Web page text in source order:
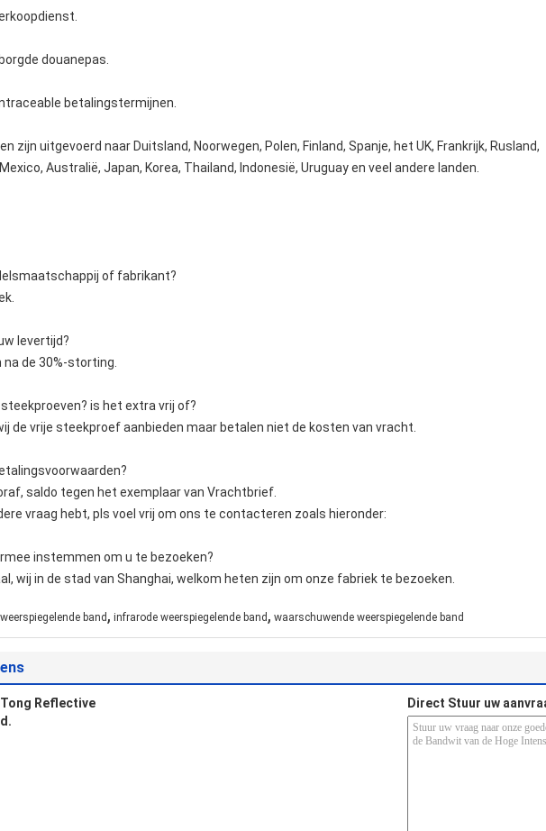
douanepas.
betalingstermijnen.
zijn uitgevoerd naar Duitsland, Noorwegen, Polen, Finland, Spanje, het UK, Frankrijk, Rusland,
Mexico, Australië, Japan, Korea, Thailand, Indonesië, Uruguay en veel andere landen.
of fabrikant?
levertijd?
na de 30%-storting.
is het extra vrij of?
de vrije steekproef aanbieden maar betalen niet de kosten van vracht.
saldo tegen het exemplaar van Vrachtbrief.
vraag hebt, pls voel vrij om ons te contacteren zoals hieronder:
instemmen om u te bezoeken?
wij in de stad van Shanghai, welkom heten zijn om onze fabriek te bezoeken.
band , infrarode weerspiegelende band , waarschuwende weerspiegelende band
Reflective
Direct Stuur uw